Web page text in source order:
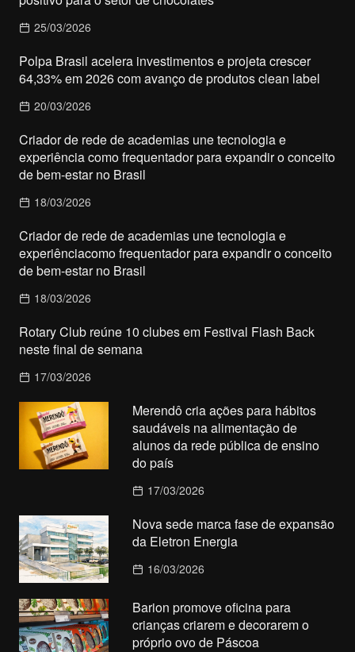
25/03/2026
Polpa Brasil acelera investimentos e projeta crescer
64,33% em 2026 com avanço de produtos clean label
20/03/2026
Criador de rede de academias une tecnologia e
experiência como frequentador para expandir o conceito
de bem-estar no Brasil
18/03/2026
Criador de rede de academias une tecnologia e
experiênciacomo frequentador para expandir o conceito
de bem-estar no Brasil
18/03/2026
Rotary Club reúne 10 clubes em Festival Flash Back
neste final de semana
17/03/2026
Merendô cria ações para hábitos
saudáveis na alimentação de
alunos da rede pública de ensino
do país
17/03/2026
Nova sede marca fase de expansão
da Eletron Energia
16/03/2026
Barion promove oficina para
crianças criarem e decorarem o
próprio ovo de Páscoa